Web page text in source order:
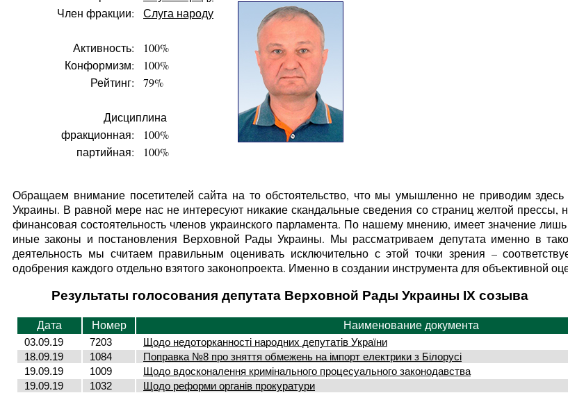
Член фракции:
Слуга народу
Активность:
100%
Конформизм:
100%
Рейтинг:
79%
Дисциплина
фракционная:
100%
партийная:
100%
Обращаем внимание посетителей сайта на то обстоятельство, что мы умышленно не приводим
Украины. В равной мере нас не интересуют никакие скандальные сведения со страниц желтой прессы,
финансовая состоятельность членов украинского парламента. По нашему мнению, имеет значение
иные законы и постановления Верховной Рады Украины. Мы рассматриваем депутата именно в
деятельность мы считаем правильным оценивать исключительно с этой точки зрения –
одобрения каждого отдельно взятого законопроекта. Именно в создании инструмента для объективной
Результаты голосования депутата Верховной Рады Украины IX созыва
Дата Номер Наименование документа
03.09.19
7203 Щодо недоторканності народних депутатів України
18.09.19
1084 Поправка №8 про зняття обмежень на імпорт електрики з Білорусі
19.09.19
1009 Щодо вдосконалення кримінального процесуального законодавства
19.09.19
1032 Щодо реформи органів прокуратури